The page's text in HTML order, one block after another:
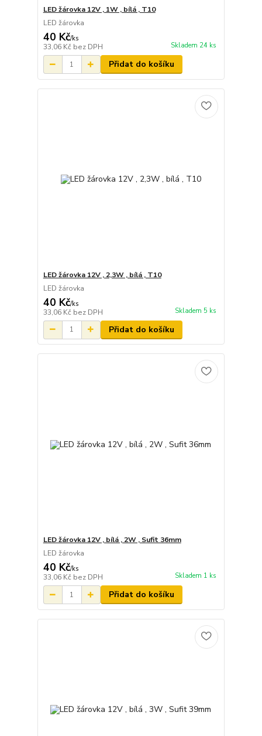
LED žárovka 12V , 1W , bílá , T10
LED žárovka
40 Kč/ks
33,06 Kč bez DPH Skladem 24 ks
Přidat do košíku
LED žárovka 12V , 2,3W , bílá , T10
LED žárovka
40 Kč/ks
33,06 Kč bez DPH Skladem 5 ks
Přidat do košíku
LED žárovka 12V , bílá , 2W , Sufit 36mm
LED žárovka
40 Kč/ks
33,06 Kč bez DPH Skladem 1 ks
Přidat do košíku